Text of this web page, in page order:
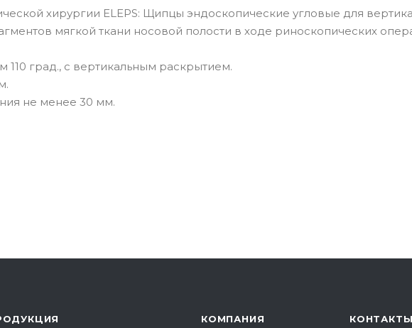
хирургии ELEPS: Щипцы эндоскопические угловые для
мягкой ткани носовой полости в ходе риноскопических
град., с вертикальным раскрытием.
не менее 30 мм.
КОМПАНИЯ КОНТАКТЫ